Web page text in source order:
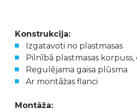
Konstrukcija:
Izgatavoti no plastmasas
Pilnībā plastmasas
Regulējama gaisa plūsma
Ar montāžas flanci
Montāža: